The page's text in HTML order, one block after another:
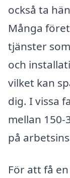
också ta
Många
tjänster
och
vilket kan
dig. I vissa
mellan 150-
på
För att få